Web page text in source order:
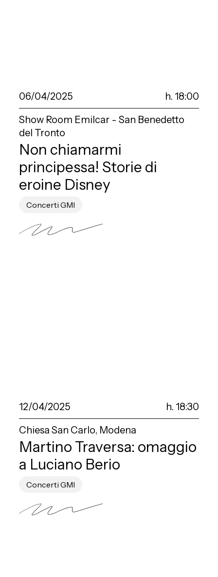
06/04/2025
h. 18:00
Show Room Emilcar - San Benedetto
del Tronto
Non chiamarmi
principessa! Storie di
eroine Disney
Concerti GMI
12/04/2025
h. 18:30
Chiesa San Carlo, Modena
Martino Traversa: omaggio
a Luciano Berio
Concerti GMI